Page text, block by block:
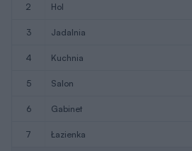
2 hol
3 jadalnia
4 kuchnia
5 salon
6 gabinet
7 łazienka